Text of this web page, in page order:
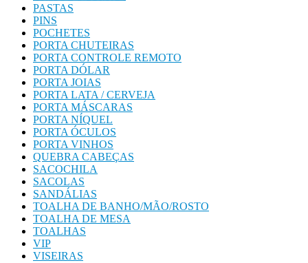
PASTAS
PINS
POCHETES
PORTA CHUTEIRAS
PORTA CONTROLE REMOTO
PORTA DÓLAR
PORTA JOIAS
PORTA LATA / CERVEJA
PORTA MÁSCARAS
PORTA NÍQUEL
PORTA ÓCULOS
PORTA VINHOS
QUEBRA CABEÇAS
SACOCHILA
SACOLAS
SANDÁLIAS
TOALHA DE BANHO/MÃO/ROSTO
TOALHA DE MESA
TOALHAS
VIP
VISEIRAS